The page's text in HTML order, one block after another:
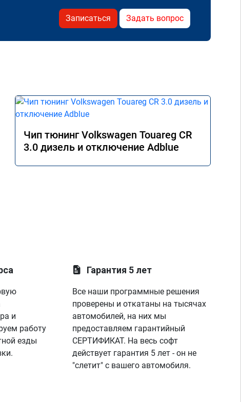
Записаться Задать вопрос
Чип тюнинг Volkswagen Touareg CR
3.0 дизель и отключение Adblue
и
работу
езды
Гарантия 5 лет
Все наши программные решения
проверены и откатаны на тысячах
автомобилей, на них мы
предоставляем гарантийный
СЕРТИФИКАТ. На весь софт
действует гарантия 5 лет - он не
"слетит" с вашего автомобиля.